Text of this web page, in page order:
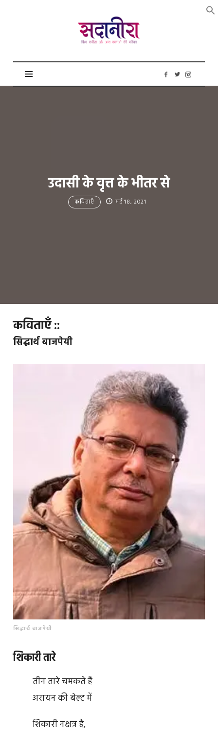
सदानीरा
उदासी के वृत्त के भीतर से
कविताएँ मई 18, 2021
कविताएँ ::
सिद्धार्थ बाजपेयी
सिद्धार्थ बाजपेयी
शिकारी तारे
तीन तारे चमकते हैं
अरायन की बेल्ट में
शिकारी नक्षत्र है,